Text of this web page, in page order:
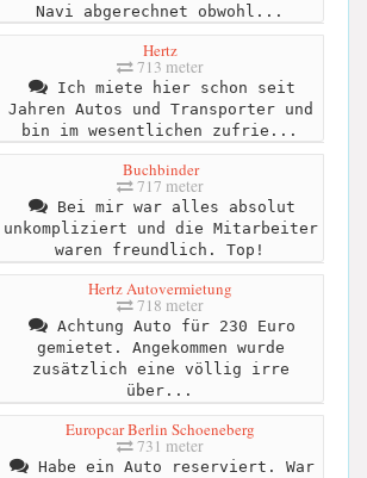
Navi abgerechnet obwohl...
Hertz
713 meter
Ich miete hier schon seit
Jahren Autos und Transporter und
bin im wesentlichen zufrie...
Buchbinder
717 meter
Bei mir war alles absolut
unkompliziert und die Mitarbeiter
waren freundlich. Top!
Hertz Autovermietung
718 meter
Achtung Auto für 230 Euro
gemietet. Angekommen wurde
zusätzlich eine völlig irre
über...
Europcar Berlin Schoeneberg
731 meter
Habe ein Auto reserviert. War